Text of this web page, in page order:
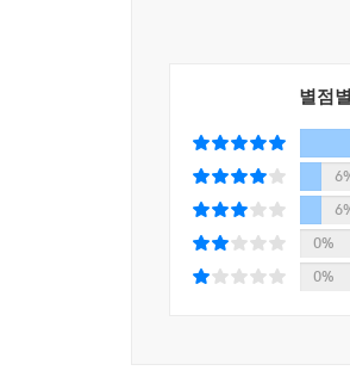
저자는 “공격적인 사람
공격성’이다. 이렇게 건
적극적으로 자기주장을 펼
13만 구독자의 삶을 구원
직접 실천해서 안내하는 적
별점
0%
0%